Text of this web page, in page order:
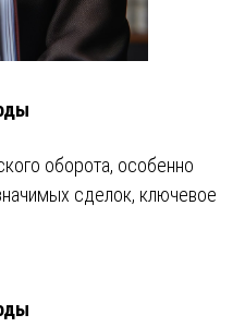
оборота, особенно
сделок, ключевое